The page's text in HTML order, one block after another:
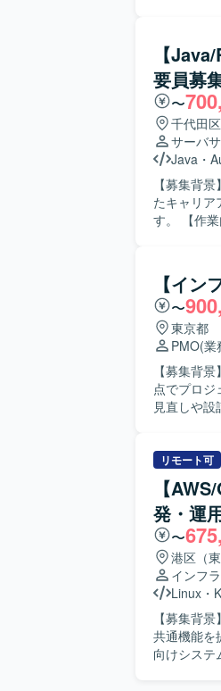
は、要件
資料を踏
ール表など
説明資料や
し、提案
サポートしていただきます。 【求
ェクトを
チアップ
ケーショ
また、資料
迎いたします。 【ポジションの魅力】 構想段階から参画し、要件
システム
て、経営層
境】
ていただ
す。
【
要員募
〜
千代田
サーバ
Java ・
【募集背
たキャリア
す。 【作業内容】 既存キャリアアップシステムから新システムへのデータ移行に関する詳細設
やLinux環境を
の仕様や
ングルール
ュニケー
す。 【ポジションの魅力】 建設業界全体の労働環境改善や生産性向上に直結する大規模システ
ムの再構
デルを理
できます。 【開発環境】 言語はJava、React、データベースはAmazon Aurora PostgreSQL、
OSはRed
【イ
〜
東京都
PMO(業
【募集背
点でプロジェク
見直しや
る人物像
す。 ルー
ングを自
動力と学習意欲が高
ロセスやド
PMOとし
ラ領域の知見を広く深
用に関わ
リモート可
【
発・運
〜
港区（東
インフ
Linux ・
【募集背
共通機能を提
向けシステ